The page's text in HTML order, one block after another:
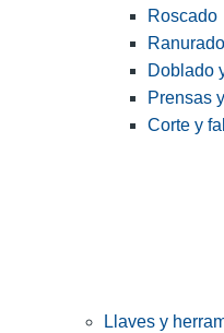
Roscado
Doblado
Prensas
Corte y
Llaves y